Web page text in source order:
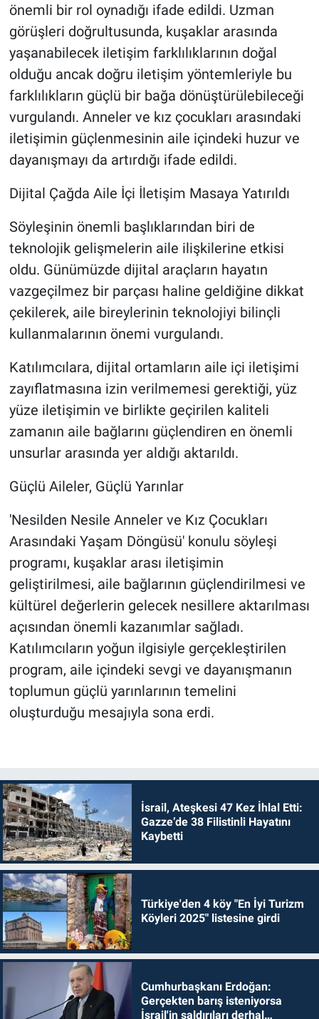
önemli bir rol oynadığı ifade edildi. Uzman
görüşleri doğrultusunda, kuşaklar arasında
yaşanabilecek iletişim farklılıklarının doğal
olduğu ancak doğru iletişim yöntemleriyle bu
farklılıkların güçlü bir bağa dönüştürülebileceği
vurgulandı. Anneler ve kız çocukları arasındaki
iletişimin güçlenmesinin aile içindeki huzur ve
dayanışmayı da artırdığı ifade edildi.
Dijital Çağda Aile İçi İletişim Masaya Yatırıldı
Söyleşinin önemli başlıklarından biri de
teknolojik gelişmelerin aile ilişkilerine etkisi
oldu. Günümüzde dijital araçların hayatın
vazgeçilmez bir parçası haline geldiğine dikkat
çekilerek, aile bireylerinin teknolojiyi bilinçli
kullanmalarının önemi vurgulandı.
Katılımcılara, dijital ortamların aile içi iletişimi
zayıflatmasına izin verilmemesi gerektiği, yüz
yüze iletişimin ve birlikte geçirilen kaliteli
zamanın aile bağlarını güçlendiren en önemli
unsurlar arasında yer aldığı aktarıldı.
Güçlü Aileler, Güçlü Yarınlar
'Nesilden Nesile Anneler ve Kız Çocukları
Arasındaki Yaşam Döngüsü' konulu söyleşi
programı, kuşaklar arası iletişimin
geliştirilmesi, aile bağlarının güçlendirilmesi ve
kültürel değerlerin gelecek nesillere aktarılması
açısından önemli kazanımlar sağladı.
Katılımcıların yoğun ilgisiyle gerçekleştirilen
program, aile içindeki sevgi ve dayanışmanın
toplumun güçlü yarınlarının temelini
oluşturduğu mesajıyla sona erdi.
İsrail, Ateşkesi 47 Kez İhlal Etti:
Gazze’de 38 Filistinli Hayatını
Kaybetti
Türkiye'den 4 köy "En İyi Turizm
Köyleri 2025" listesine girdi
Cumhurbaşkanı Erdoğan:
Gerçekten barış isteniyorsa
İsrail'in saldırıları derhal